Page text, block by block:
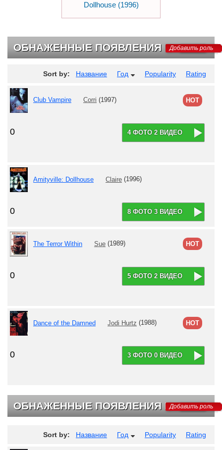
Dollhouse (1996)
ОБНАЖЕННЫЕ ПОЯВЛЕНИЯ Добавить роль
Sort by: Название Год Popularity Rating
Club Vampire Corri (1997)
4 ФОТО 2 ВИДЕО
0
HOT
Amityville: Dollhouse Claire (1996)
8 ФОТО 3 ВИДЕО
0
The Terror Within Sue (1989)
5 ФОТО 2 ВИДЕО
0
HOT
Dance of the Damned Jodi Hurtz (1988)
3 ФОТО 0 ВИДЕО
0
HOT
ОБНАЖЕННЫЕ ПОЯВЛЕНИЯ НА ТВ
Добавить роль
Sort by: Название Год Popularity Rating